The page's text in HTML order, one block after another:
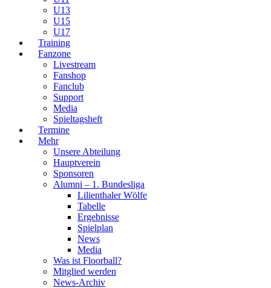
U13
U15
U17
Training
Fanzone
Livestream
Fanshop
Fanclub
Support
Media
Spieltagsheft
Termine
Mehr
Unsere Abteilung
Hauptverein
Sponsoren
Alumni – 1. Bundesliga
Lilienthaler Wölfe
Tabelle
Ergebnisse
Spielplan
News
Media
Was ist Floorball?
Mitglied werden
News-Archiv